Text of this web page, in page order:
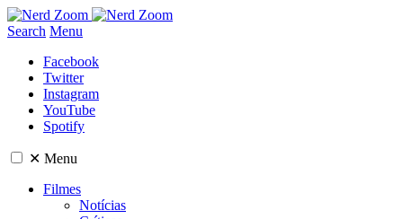
Search Menu
Facebook
Twitter
Instagram
YouTube
Spotify
✕ Menu
Filmes
Notícias